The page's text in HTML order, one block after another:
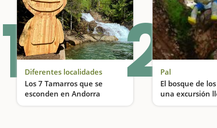
1 Diferentes localidades
Los 7 Tamarros que se
esconden en Andorra
Descubre los Tamarros de Andorra, una actividad ideal para realizar en familia
2Pal
El bosque de
una excursión
duendes